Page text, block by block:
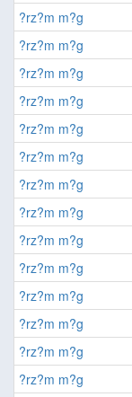
?rz?m m?g
?rz?m m?g
?rz?m m?g
?rz?m m?g
?rz?m m?g
?rz?m m?g
?rz?m m?g
?rz?m m?g
?rz?m m?g
?rz?m m?g
?rz?m m?g
?rz?m m?g
?rz?m m?g
?rz?m m?g